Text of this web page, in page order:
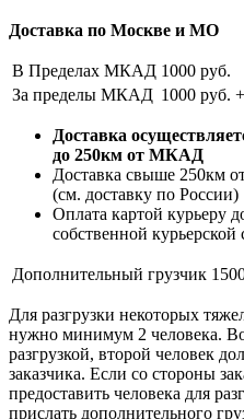
Доставка по Москве и МО
В Пределах МКАД 1000 руб.
За пределы МКАД 1000 руб.
Доставка
до 250км от МКАД
Доставка свыше 250км
(см. доставку по России)
Оплата картой курьеру
собственной курьерской
Дополнительный грузчик
Для разгрузки некоторых
нужно минимум 2 человека.
разгрузкой, второй человек
заказчика. Если со стороны
предоставить человека для
прислать дополнительного